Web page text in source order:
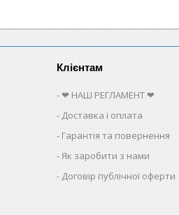
Клієнтам
❤ НАШ РЕГЛАМЕНТ ❤
Доставка і оплата
Гарантія та повернення
Як заробити з нами
Договір публічної оферти